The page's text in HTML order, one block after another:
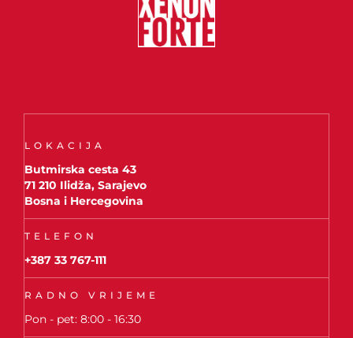
LOKACIJA
Butmirska cesta 43
71 210 Ilidža, Sarajevo
Bosna i Hercegovina
TELEFON
+387 33 767-111
RADNO VRIJEME
Pon - pet: 8:00 - 16:30